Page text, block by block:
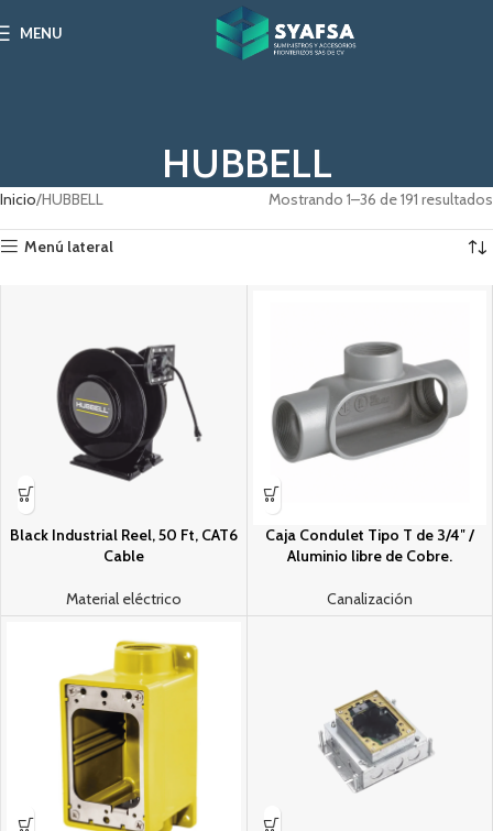
MENU
HUBBELL
Inicio HUBBELL Mostrando 1–36 de 191 resultados
Menú lateral
Black Industrial Reel, 50 Ft, CAT6
Cable
Material eléctrico
Caja Condulet Tipo T de 3/4″ /
Aluminio libre de Cobre.
Canalización